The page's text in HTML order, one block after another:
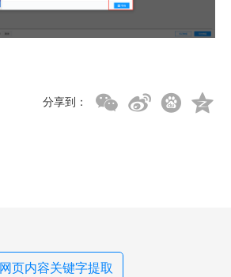
分享到：
网页内容关键字提取